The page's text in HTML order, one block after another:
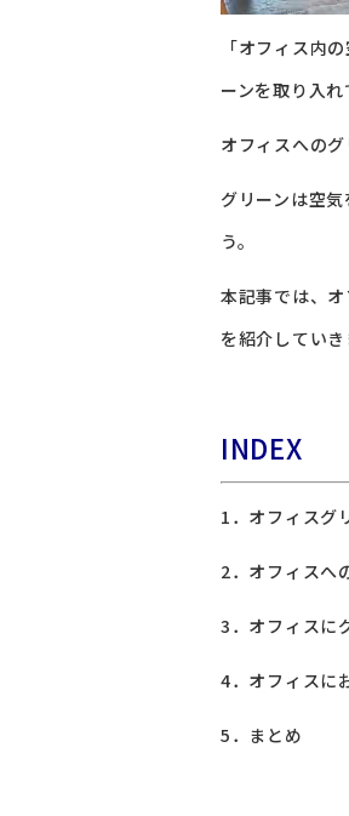
「オフィス内
ーンを取り入れ
オフィスへの
グリーンは空
う。
本記事では、
を紹介していき
INDEX
1．オフィスグ
2．オフィスへ
3．オフィスに
4．オフィスに
5．まとめ